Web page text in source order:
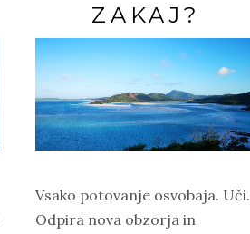
ZAKAJ?
Vsako potovanje osvobaja. Uči.
Odpira nova obzorja in